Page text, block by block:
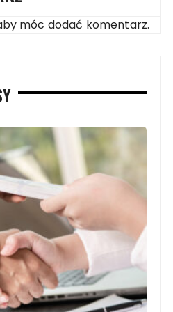
móc dodać komentarz.